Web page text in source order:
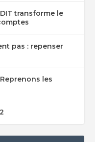
transforme le
pas : repenser
les